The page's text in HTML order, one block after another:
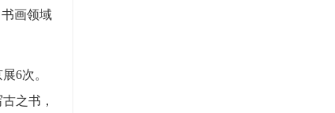
画领域
6次。
之书，